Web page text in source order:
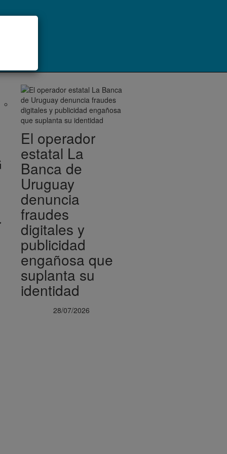
El operador
estatal La
Banca de
Uruguay
denuncia
fraudes
digitales y
publicidad
engañosa que
suplanta su
identidad
28/07/2026